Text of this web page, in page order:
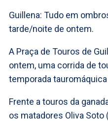
Guillena: Tudo em
tarde/noite de ontem.
A Praça de Touros de
ontem, uma corrida de
temporada
Frente a touros da
os matadores Oliva Soto